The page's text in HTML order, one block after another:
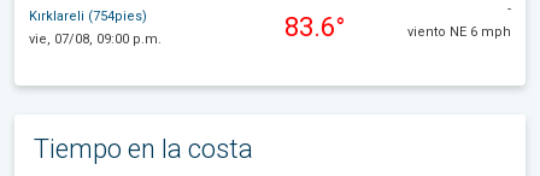
Kırklareli (754pies)
vie, 07/08, 09:00 p.m.
83.6°
-
viento NE 6 mph
Tiempo en la costa